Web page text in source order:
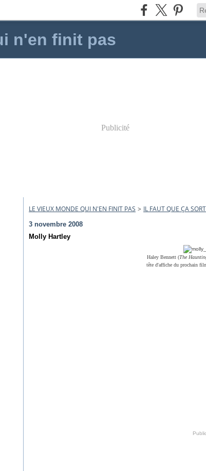
n'en finit pas
Publicité
LE VIEUX MONDE QUI N'EN FINIT PAS > IL FAUT QUE ÇA
3 novembre 2008
Molly Hartley
Haley Bennett (The
tête d'affiche du prochain